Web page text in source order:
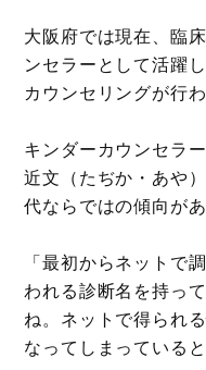
大阪府では現在、臨
ンセラーとして活躍
カウンセリングが行
キンダーカウンセラ
近文（たぢか・あや
代ならではの傾向が
「最初からネットで
われる診断名を持っ
ね。ネットで得られ
なってしまっていると